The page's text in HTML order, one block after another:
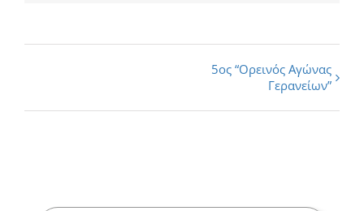
5ος “Ορεινός Αγώνας
Γερανείων”